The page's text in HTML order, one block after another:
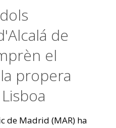
de
el
propera
de Madrid (MAR) ha